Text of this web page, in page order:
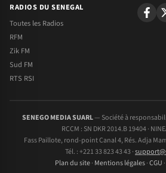
RADIOS DU SENEGAL
Toutes les Radios
RFM
Zik FM
Sud FM
RTS RSI
SENEGO MEDIA SUARL— Société à
RCCM : SN DKR 2014.B 19404 ·
Fass Paillote, rond-point Canal 4, Rés. Adja
Tél. : +221 33 823 43 43 ·
Plan du site· Mentions légales·CGU ·